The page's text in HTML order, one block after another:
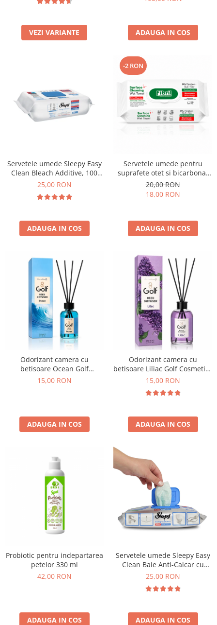
VEZI VARIANTE ADAUGA IN COS
Servetele umede Sleepy Easy
Clean Bleach Additive, 100
buc
25,00 RON
ADAUGA IN COS
-2 RON
Servetele umede pentru
suprafete otet si bicarbonat
Fibril Green 100 buc
20,00 RON
18,00 RON
ADAUGA IN COS
Odorizant camera cu
betisoare Ocean Golf
Cosmetics 110 ml
15,00 RON
ADAUGA IN COS
Odorizant camera cu
betisoare Liliac Golf Cosmetics
110 ml
15,00 RON
ADAUGA IN COS
Probiotic pentru indepartarea
petelor 330 ml
42,00 RON
ADAUGA IN COS
Servetele umede Sleepy Easy
Clean Baie Anti-Calcar cu
spuma activa 30 bucati
25,00 RON
ADAUGA IN COS